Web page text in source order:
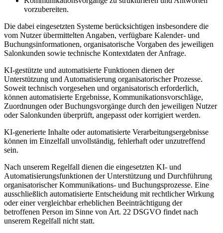
vorzubereiten.
Die dabei eingesetzten Systeme berücksichtigen insbesondere die
vom Nutzer übermittelten Angaben, verfügbare Kalender- und
Buchungsinformationen, organisatorische Vorgaben des jeweiligen
Salonkunden sowie technische Kontextdaten der Anfrage.
KI-gestützte und automatisierte Funktionen dienen der
Unterstützung und Automatisierung organisatorischer Prozesse.
Soweit technisch vorgesehen und organisatorisch erforderlich,
können automatisierte Ergebnisse, Kommunikationsvorschläge,
Zuordnungen oder Buchungsvorgänge durch den jeweiligen Nutzer
oder Salonkunden überprüft, angepasst oder korrigiert werden.
KI-generierte Inhalte oder automatisierte Verarbeitungsergebnisse
können im Einzelfall unvollständig, fehlerhaft oder unzutreffend
sein.
Nach unserem Regelfall dienen die eingesetzten KI- und
Automatisierungsfunktionen der Unterstützung und Durchführung
organisatorischer Kommunikations- und Buchungsprozesse. Eine
ausschließlich automatisierte Entscheidung mit rechtlicher Wirkung
oder einer vergleichbar erheblichen Beeinträchtigung der
betroffenen Person im Sinne von Art. 22 DSGVO findet nach
unserem Regelfall nicht statt.